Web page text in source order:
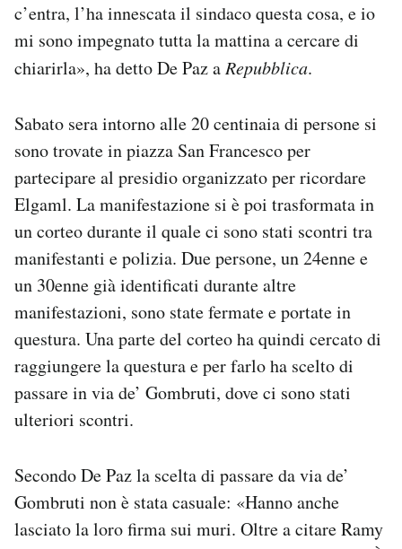
c’entra, l’ha innescata il sindaco questa cosa, e io
mi sono impegnato tutta la mattina a cercare di
chiarirla», ha detto De Paz aRepubblica.
Sabato sera intorno alle 20 centinaia di persone si
sono trovate in piazza San Francesco per
partecipare al presidio organizzato per ricordare
Elgaml. La manifestazione si è poi trasformata in
un corteo durante il quale ci sono stati scontri tra
manifestanti e polizia. Due persone, un 24enne e
un 30enne già identificati durante altre
manifestazioni, sono state fermate e portate in
questura. Una parte del corteo ha quindi cercato di
raggiungere la questura e per farlo ha scelto di
passare in via de’ Gombruti, dove ci sono stati
ulteriori scontri.
Secondo De Paz la scelta di passare da via de’
Gombruti non è stata casuale: «Hanno anche
lasciato la loro firma sui muri. Oltre a citare Ramy